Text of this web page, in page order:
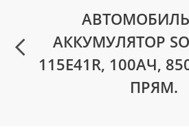
АККУМУЛЯТОР
115Е41R, 100АЧ,
ПРЯМ.